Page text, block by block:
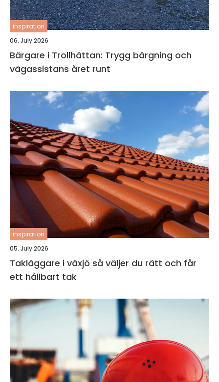
inspiration
06. July 2026
Bärgare i Trollhättan: Trygg bärgning och
vägassistans året runt
inspiration
05. July 2026
Takläggare i växjö så väljer du rätt och får
ett hållbart tak